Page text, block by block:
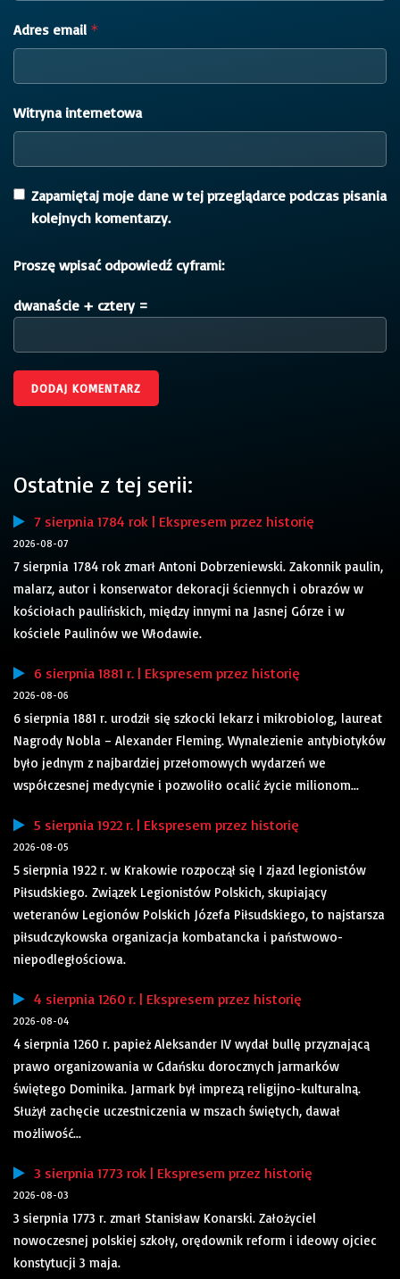
Adres email *
Witryna internetowa
Zapamiętaj moje dane w tej przeglądarce podczas pisania
kolejnych komentarzy.
Proszę wpisać odpowiedź cyframi:
dwanaście + cztery =
Ostatnie z tej serii:
7 sierpnia 1784 rok | Ekspresem przez historię
2026-08-07
7 sierpnia 1784 rok zmarł Antoni Dobrzeniewski. Zakonnik paulin,
malarz, autor i konserwator dekoracji ściennych i obrazów w
kościołach paulińskich, między innymi na Jasnej Górze i w
kościele Paulinów we Włodawie.
6 sierpnia 1881 r. | Ekspresem przez historię
2026-08-06
6 sierpnia 1881 r. urodził się szkocki lekarz i mikrobiolog, laureat
Nagrody Nobla – Alexander Fleming. Wynalezienie antybiotyków
było jednym z najbardziej przełomowych wydarzeń we
współczesnej medycynie i pozwoliło ocalić życie milionom...
5 sierpnia 1922 r. | Ekspresem przez historię
2026-08-05
5 sierpnia 1922 r. w Krakowie rozpoczął się I zjazd legionistów
Piłsudskiego. Związek Legionistów Polskich, skupiający
weteranów Legionów Polskich Józefa Piłsudskiego, to najstarsza
piłsudczykowska organizacja kombatancka i państwowo-
niepodległościowa.
4 sierpnia 1260 r. | Ekspresem przez historię
2026-08-04
4 sierpnia 1260 r. papież Aleksander IV wydał bullę przyznającą
prawo organizowania w Gdańsku dorocznych jarmarków
świętego Dominika. Jarmark był imprezą religijno-kulturalną.
Służył zachęcie uczestniczenia w mszach świętych, dawał
możliwość...
3 sierpnia 1773 rok | Ekspresem przez historię
2026-08-03
3 sierpnia 1773 r. zmarł Stanisław Konarski. Założyciel
nowoczesnej polskiej szkoły, orędownik reform i ideowy ojciec
konstytucji 3 maja.